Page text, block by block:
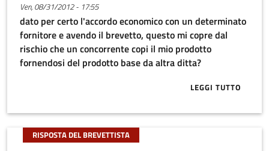
Ven, 08/31/2012 - 17:55
dato per certo l'accordo economico con un determinato
fornitore e avendo il brevetto, questo mi copre dal
rischio che un concorrente copi il mio prodotto
fornendosi del prodotto base da altra ditta?
LEGGI TUTTOABOUT DATO
RISPOSTA DEL BREVETTISTA